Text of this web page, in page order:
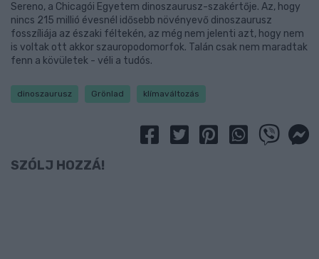
Sereno, a Chicagói Egyetem dinoszaurusz-szakértője. Az, hogy
nincs 215 millió évesnél idősebb növényevő dinoszaurusz
fosszíliája az északi féltekén, az még nem jelenti azt, hogy nem
is voltak ott akkor szauropodomorfok. Talán csak nem maradtak
fenn a kövületek - véli a tudós.
dinoszaurusz Grönlad klímaváltozás
SZÓLJ HOZZÁ!